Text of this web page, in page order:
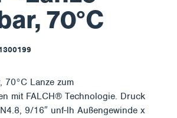
70°C
70°C Lanze zum
mit FALCH® Technologie. Druck
9/16″ unf-lh Außengewinde x